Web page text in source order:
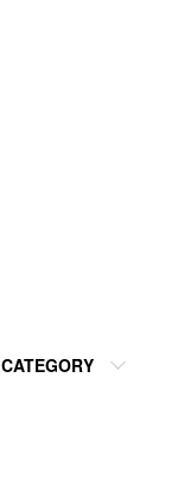
CATEGORY